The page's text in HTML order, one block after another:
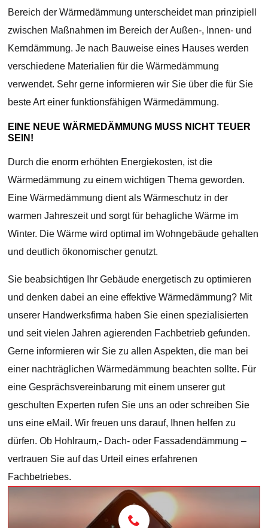
Bereich der Wärmedämmung unterscheidet man prinzipiell
zwischen Maßnahmen im Bereich der Außen-, Innen- und
Kerndämmung. Je nach Bauweise eines Hauses werden
verschiedene Materialien für die Wärmedämmung
verwendet. Sehr gerne informieren wir Sie über die für Sie
beste Art einer funktionsfähigen Wärmedämmung.
EINE NEUE WÄRMEDÄMMUNG MUSS NICHT TEUER
SEIN!
Durch die enorm erhöhten Energiekosten, ist die
Wärmedämmung zu einem wichtigen Thema geworden.
Eine Wärmedämmung dient als Wärmeschutz in der
warmen Jahreszeit und sorgt für behagliche Wärme im
Winter. Die Wärme wird optimal im Wohngebäude gehalten
und deutlich ökonomischer genutzt.
Sie beabsichtigen Ihr Gebäude energetisch zu optimieren
und denken dabei an eine effektive Wärmedämmung? Mit
unserer Handwerksfirma haben Sie einen spezialisierten
und seit vielen Jahren agierenden Fachbetrieb gefunden.
Gerne informieren wir Sie zu allen Aspekten, die man bei
einer nachträglichen Wärmedämmung beachten sollte. Für
eine Gesprächsvereinbarung mit einem unserer gut
geschulten Experten rufen Sie uns an oder schreiben Sie
uns eine eMail. Wir freuen uns darauf, Ihnen helfen zu
dürfen. Ob Hohlraum,- Dach- oder Fassadendämmung –
vertrauen Sie auf das Urteil eines erfahrenen
Fachbetriebes.